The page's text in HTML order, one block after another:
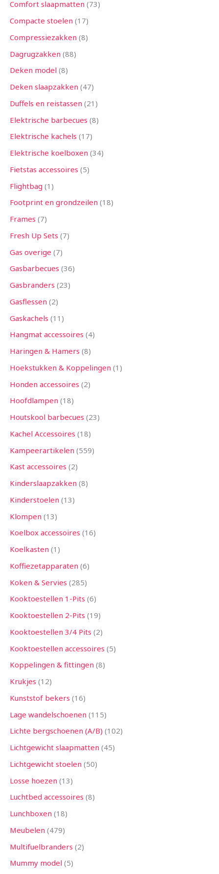
Comfort slaapmatten 73
Compacte stoelen 17
Compressiezakken 8
Dagrugzakken 88
Deken model 8
Deken slaapzakken 47
Duffels en reistassen 21
Elektrische barbecues 8
Elektrische kachels 17
Elektrische koelboxen 34
Fietstas accessoires 5
Flightbag 1
Footprint en grondzeilen 18
Frames 7
Fresh Up Sets 7
Gas overige 7
Gasbarbecues 36
Gasbranders 23
Gasflessen 2
Gaskachels 11
Hangmat accessoires 4
Haringen & Hamers 8
Hoekstukken & Koppelingen 1
Honden accessoires 2
Hoofdlampen 18
Houtskool barbecues 23
Kachel Accessoires 18
Kampeerartikelen 559
Kast accessoires 2
Kinderslaapzakken 8
Kinderstoelen 13
Klompen 13
Koelbox accessoires 16
Koelkasten 1
Koffiezetapparaten 6
Koken & Servies 285
Kooktoestellen 1-Pits 6
Kooktoestellen 2-Pits 19
Kooktoestellen 3/4 Pits 2
Kooktoestellen accessoires 5
Koppelingen & fittingen 8
Krukjes 12
Kunststof bekers 16
Lage wandelschoenen 115
Lichte bergschoenen (A/B) 102
Lichtgewicht slaapmatten 45
Lichtgewicht stoelen 50
Losse hoezen 13
Luchtbed accessoires 8
Lunchboxen 18
Meubelen 479
Multifuelbranders 2
Mummy model 5